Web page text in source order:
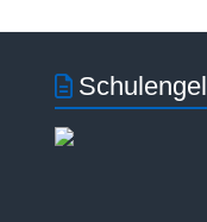
Schulengel